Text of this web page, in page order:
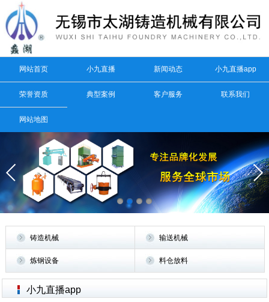
网站首页 小九直播 新闻动态 小九直播app
荣誉资质 典型案例 客户服务 联系我们
网站地图
铸造机械 输送机械
炼钢设备 料仓放料
小九直播app